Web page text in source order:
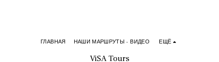
ViSA Tours
ГЛАВНАЯ НАШИ МАРШРУТЫ - ВИДЕО ЕЩЁ